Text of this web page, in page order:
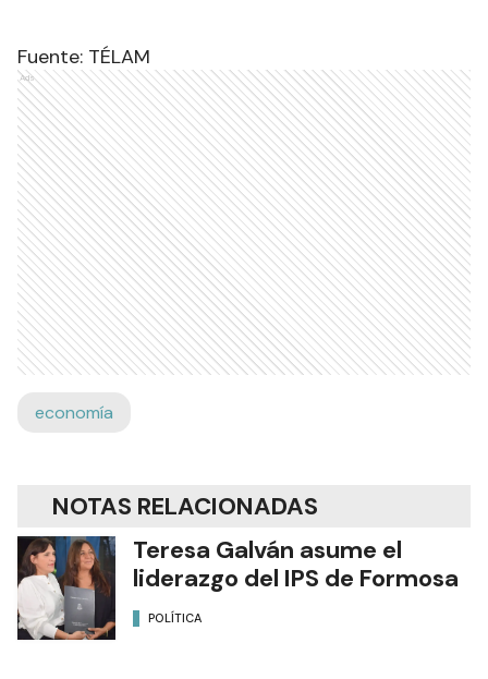
Fuente: TÉLAM
Ads
economía
NOTAS RELACIONADAS
Teresa Galván asume el
liderazgo del IPS de Formosa
POLÍTICA